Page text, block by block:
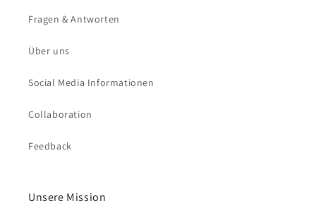
Fragen & Antworten
Über uns
Social Media Informationen
Collaboration
Feedback
Unsere Mission